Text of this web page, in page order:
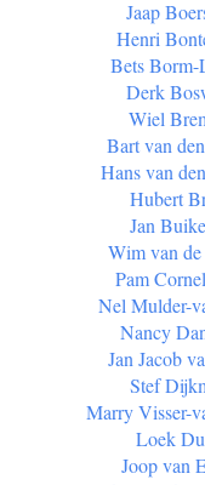
Jaap
Henri
Bets
Derk
Wiel
Bart van
Hans van
Hubert
Jan
Wim van
Pam
Nel Mulder-
Nancy
Jan Jacob
Stef
Marry Visser-
Loek
Joop van